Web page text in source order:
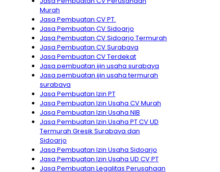
Murah
Jasa Pembuatan CV PT.
Jasa Pembuatan CV Sidoarjo
Jasa Pembuatan CV Sidoarjo Termurah
Jasa Pembuatan CV Surabaya
Jasa Pembuatan CV Terdekat
Jasa pembuatan ijin usaha surabaya
Jasa pembuatan ijin usaha termurah
surabaya
Jasa Pembuatan Izin PT
Jasa Pembuatan Izin Usaha CV Murah
Jasa Pembuatan Izin Usaha NIB
Jasa Pembuatan Izin Usaha PT CV UD
Termurah Gresik Surabaya dan
Sidoarjo
Jasa Pembuatan Izin Usaha Sidoarjo
Jasa Pembuatan Izin Usaha UD CV PT
Jasa Pembuatan Legalitas Perusahaan